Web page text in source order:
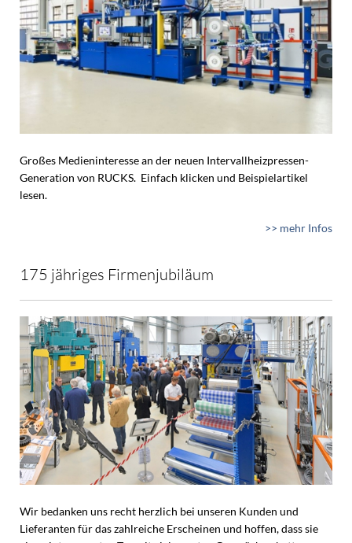
Großes Medieninteresse an der neuen Intervallheizpressen-
Generation von RUCKS. Einfach klicken und Beispielartikel
lesen.
>> mehr Infos
175 jähriges Firmenjubiläum
Wir bedanken uns recht herzlich bei unseren Kunden und
Lieferanten für das zahlreiche Erscheinen und hoffen, dass sie